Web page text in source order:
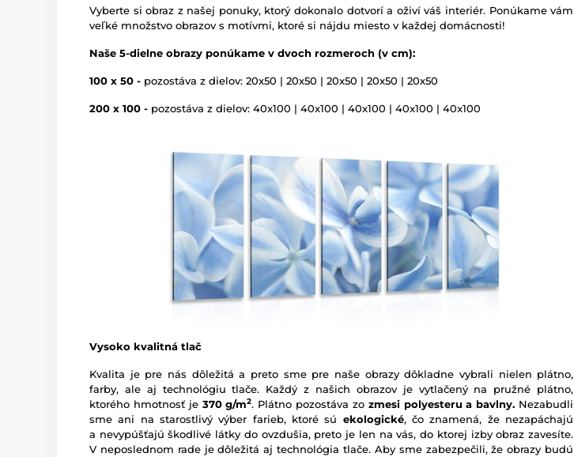
Vyberte si obraz z našej ponuky, ktorý dokonalo dotvorí a oživí váš interiér. Ponúkame vám
veľké množstvo obrazov s motívmi, ktoré si nájdu miesto v každej domácnosti!
Naše 5-dielne obrazy ponúkame v dvoch rozmeroch (v cm):
100 x 50 - pozostáva z dielov: 20x50 | 20x50 | 20x50 | 20x50 | 20x50
200 x 100 - pozostáva z dielov: 40x100 | 40x100 | 40x100 | 40x100 | 40x100
Vysoko kvalitná tlač
Kvalita je pre nás dôležitá a preto sme pre naše obrazy dôkladne vybrali nielen plátno,
farby, ale aj technológiu tlače. Každý z našich obrazov je vytlačený na pružné plátno,
ktorého hmotnosť je 370 g/m2. Plátno pozostáva zo zmesi polyesteru a bavlny. Nezabudli
sme ani na starostlivý výber farieb, ktoré sú ekologické, čo znamená, že nezapáchajú
a nevypúšťajú škodlivé látky do ovzdušia, preto je len na vás, do ktorej izby obraz zavesíte.
V neposlednom rade je dôležitá aj technológia tlače. Aby sme zabezpečili, že obrazy budú